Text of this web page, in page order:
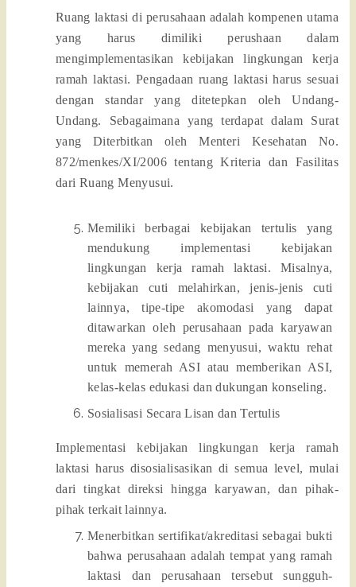
Ruang laktasi di perusahaan adalah kompenen utama
yang harus dimiliki perushaan dalam
mengimplementasikan kebijakan lingkungan kerja
ramah laktasi. Pengadaan ruang laktasi harus sesuai
dengan standar yang ditetepkan oleh Undang-
Undang. Sebagaimana yang terdapat dalam Surat
yang Diterbitkan oleh Menteri Kesehatan No.
872/menkes/XI/2006 tentang Kriteria dan Fasilitas
dari Ruang Menyusui.
Memiliki berbagai kebijakan tertulis yang
mendukung implementasi kebijakan
lingkungan kerja ramah laktasi. Misalnya,
kebijakan cuti melahirkan, jenis-jenis cuti
lainnya, tipe-tipe akomodasi yang dapat
ditawarkan oleh perusahaan pada karyawan
mereka yang sedang menyusui, waktu rehat
untuk memerah ASI atau memberikan ASI,
kelas-kelas edukasi dan dukungan konseling.
Sosialisasi Secara Lisan dan Tertulis
Implementasi kebijakan lingkungan kerja ramah
laktasi harus disosialisasikan di semua level, mulai
dari tingkat direksi hingga karyawan, dan pihak-
pihak terkait lainnya.
Menerbitkan sertifikat/akreditasi sebagai bukti
bahwa perusahaan adalah tempat yang ramah
laktasi dan perusahaan tersebut sungguh-